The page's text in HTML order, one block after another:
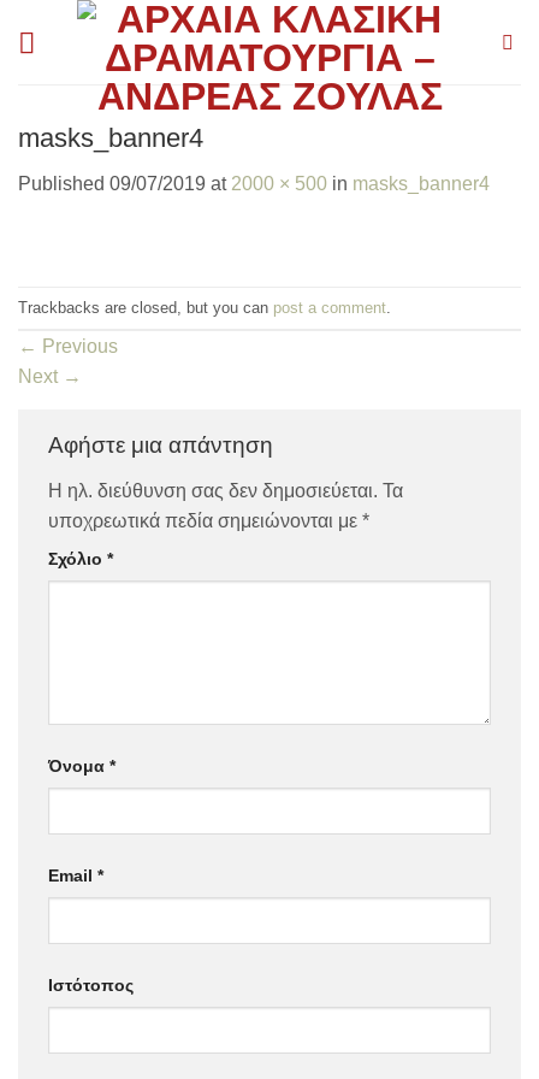
masks_banner4
Published 09/07/2019 at 2000 × 500 in masks_banner4
Trackbacks are closed, but you can post a comment
← Previous
Next →
Αφήστε μια απάντηση
Η ηλ. διεύθυνση σας δεν δημοσιεύεται. Τα
υποχρεωτικά πεδία σημειώνονται με *
Σχόλιο *
Όνομα *
Email *
Ιστότοπος